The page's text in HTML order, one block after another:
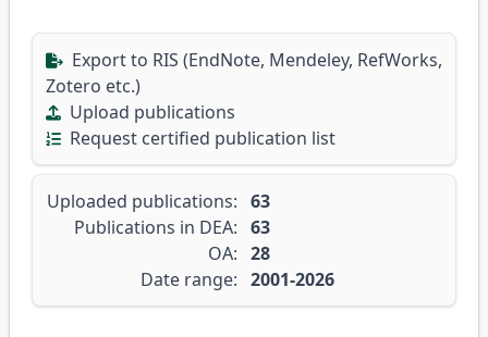
Export to RIS (EndNote, Mendeley, RefWorks,
Zotero etc.)
Upload publications
Request certified publication list
Uploaded publications: 63
Publications in DEA: 63
OA: 28
Date range: 2001-2026